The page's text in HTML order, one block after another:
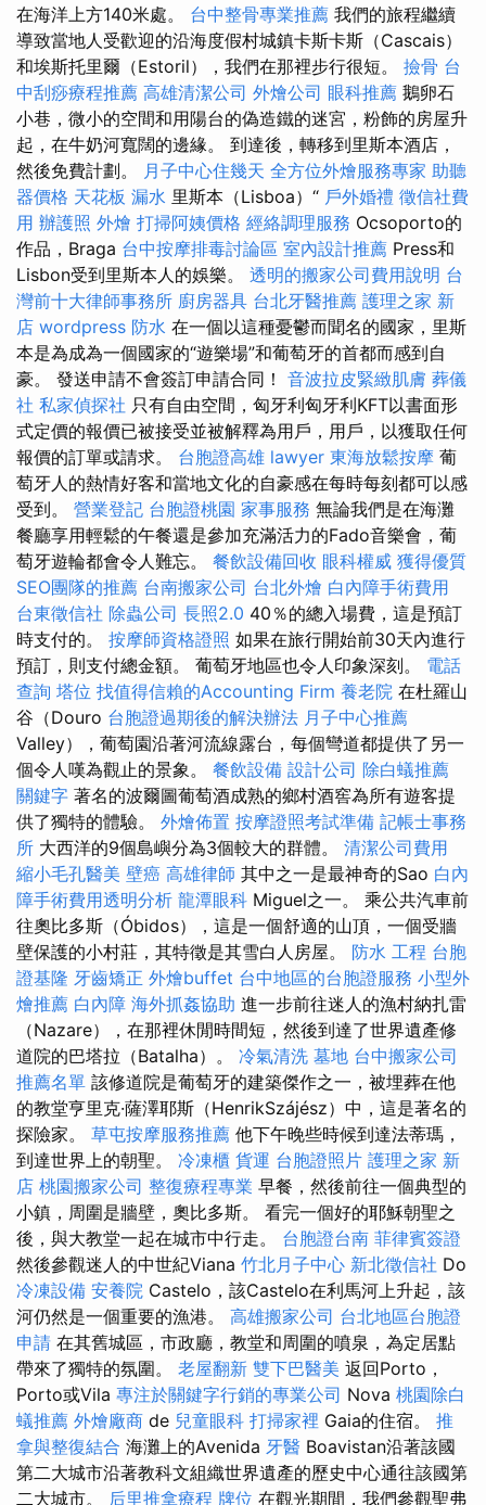
在海洋上方140米處。 台中整骨專業推薦 我們的旅程繼續
導致當地人受歡迎的沿海度假村城鎮卡斯卡斯（Cascais）
和埃斯托里爾（Estoril），我們在那裡步行很短。 撿骨 台
中刮痧療程推薦 高雄清潔公司 外燴公司 眼科推薦 鵝卵石
小巷，微小的空間和用陽台的偽造鐵的迷宮，粉飾的房屋升
起，在牛奶河寬闊的邊緣。 到達後，轉移到里斯本酒店，
然後免費計劃。 月子中心住幾天 全方位外燴服務專家 助聽
器價格 天花板 漏水 里斯本（Lisboa）“ 戶外婚禮 徵信社費
用 辦護照 外燴 打掃阿姨價格 經絡調理服務 Ocsoporto的
作品，Braga 台中按摩排毒討論區 室內設計推薦 Press和
Lisbon受到里斯本人的娛樂。 透明的搬家公司費用說明 台
灣前十大律師事務所 廚房器具 台北牙醫推薦 護理之家 新
店 wordpress 防水 在一個以這種憂鬱而聞名的國家，里斯
本是為成為一個國家的“遊樂場”和葡萄牙的首都而感到自
豪。 發送申請不會簽訂申請合同！ 音波拉皮緊緻肌膚 葬儀
社 私家偵探社 只有自由空間，匈牙利匈牙利KFT以書面形
式定價的報價已被接受並被解釋為用戶，用戶，以獲取任何
報價的訂單或請求。 台胞證高雄 lawyer 東海放鬆按摩 葡
萄牙人的熱情好客和當地文化的自豪感在每時每刻都可以感
受到。 營業登記 台胞證桃園 家事服務 無論我們是在海灘
餐廳享用輕鬆的午餐還是參加充滿活力的Fado音樂會，葡
萄牙遊輪都會令人難忘。 餐飲設備回收 眼科權威 獲得優質
SEO團隊的推薦 台南搬家公司 台北外燴 白內障手術費用
台東徵信社 除蟲公司 長照2.0 40％的總入場費，這是預訂
時支付的。 按摩師資格證照 如果在旅行開始前30天內進行
預訂，則支付總金額。 葡萄牙地區也令人印象深刻。 電話
查詢 塔位 找值得信賴的Accounting Firm 養老院 在杜羅山
谷（Douro 台胞證過期後的解決辦法 月子中心推薦
Valley），葡萄園沿著河流線露台，每個彎道都提供了另​​一
個令人嘆為觀止的景象。 餐飲設備 設計公司 除白蟻推薦
關鍵字 著名的波爾圖葡萄酒成熟的鄉村酒窖為所有遊客提
供了獨特的體驗。 外燴佈置 按摩證照考試準備 記帳士事務
所 大西洋的9個島嶼分為3個較大的群體。 清潔公司費用
縮小毛孔醫美 壁癌 高雄律師 其中之一是最神奇的Sao 白內
障手術費用透明分析 龍潭眼科 Miguel之一。 乘公共汽車前
往奧比多斯（Óbidos），這是一個舒適的山頂，一個受牆
壁保護的小村莊，其特徵是其雪白人房屋。 防水 工程 台胞
證基隆 牙齒矯正 外燴buffet 台中地區的台胞證服務 小型外
燴推薦 白內障 海外抓姦協助 進一步前往迷人的漁村納扎雷
（Nazare），在那裡休閒時間短，然後到達了世界遺產修
道院的巴塔拉（Batalha）。 冷氣清洗 墓地 台中搬家公司
推薦名單 該修道院是葡萄牙的建築傑作之一，被埋葬在他
的教堂亨里克·薩澤耶斯（HenrikSzájész）中，這是著名的
探險家。 草屯按摩服務推薦 他下午晚些時候到達法蒂瑪，
到達世界上的朝聖。 冷凍櫃 貨運 台胞證照片 護理之家 新
店 桃園搬家公司 整復療程專業 早餐，然後前往一個典型的
小鎮，周圍是牆壁，奧比多斯。 看完一個好的耶穌朝聖之
後，與大教堂一起在城市中行走。 台胞證台南 菲律賓簽證
然後參觀迷人的中世紀Viana 竹北月子中心 新北徵信社 Do
冷凍設備 安養院 Castelo，該Castelo在利馬河上升起，該
河仍然是一個重要的漁港。 高雄搬家公司 台北地區台胞證
申請 在其舊城區，市政廳，教堂和周圍的噴泉，為定居點
帶來了獨特的氛圍。 老屋翻新 雙下巴醫美 返回Porto，
Porto或Vila 專注於關鍵字行銷的專業公司 Nova 桃園除白
蟻推薦 外燴廠商 de 兒童眼科 打掃家裡 Gaia的住宿。 推
拿與整復結合 海灘上的Avenida 牙醫 Boavistan沿著該國
第二大城市沿著教科文組織世界遺產的歷史中心通往該國第
二大城市。 后里推拿療程 牌位 在觀光期間，我們參觀聖弗